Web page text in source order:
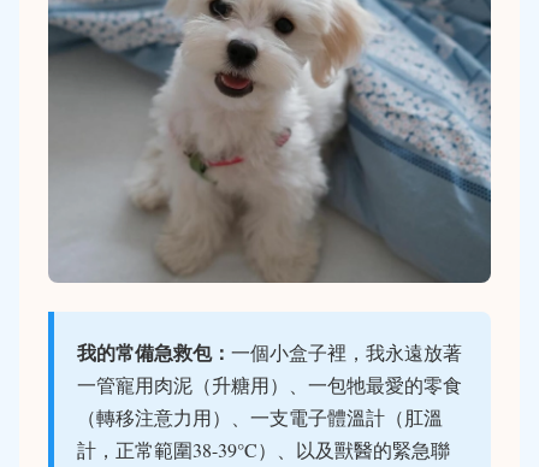
我的常備急救包：一個小盒子裡，我永遠放著
一管寵用肉泥（升糖用）、一包牠最愛的零食
（轉移注意力用）、一支電子體溫計（肛溫
計，正常範圍38-39°C）、以及獸醫的緊急聯